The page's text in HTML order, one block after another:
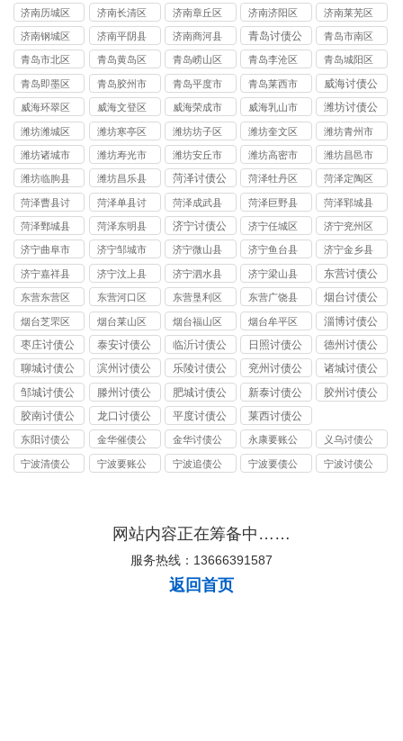
司
讨债公司
讨债公司
讨债公司
讨债公司
济南历城区
讨债公司
济南长清区
讨债公司
济南章丘区
讨债公司
济南济阳区
讨债公司
济南莱芜区
讨债公司
济南钢城区
讨债公司
济南平阴县
讨债公司
济南商河县
讨债公司
青岛讨债公
司
青岛市南区
讨债公司
青岛市北区
讨债公司
青岛黄岛区
讨债公司
青岛崂山区
讨债公司
青岛李沧区
讨债公司
青岛城阳区
讨债公司
青岛即墨区
讨债公司
青岛胶州市
讨债公司
青岛平度市
讨债公司
青岛莱西市
讨债公司
威海讨债公
司
威海环翠区
讨债公司
威海文登区
讨债公司
威海荣成市
讨债公司
威海乳山市
讨债公司
潍坊讨债公
司
潍坊潍城区
讨债公司
潍坊寒亭区
讨债公司
潍坊坊子区
讨债公司
潍坊奎文区
讨债公司
潍坊青州市
讨债公司
潍坊诸城市
讨债公司
潍坊寿光市
讨债公司
潍坊安丘市
讨债公司
潍坊高密市
讨债公司
潍坊昌邑市
讨债公司
潍坊临朐县
讨债公司
潍坊昌乐县
讨债公司
菏泽讨债公
司
菏泽牡丹区
讨债公司
菏泽定陶区
讨债公司
菏泽曹县讨
债公司
菏泽单县讨
债公司
菏泽成武县
讨债公司
菏泽巨野县
讨债公司
菏泽郓城县
讨债公司
菏泽鄄城县
讨债公司
菏泽东明县
讨债公司
济宁讨债公
司
济宁任城区
讨债公司
济宁兖州区
讨债公司
济宁曲阜市
讨债公司
济宁邹城市
讨债公司
济宁微山县
讨债公司
济宁鱼台县
讨债公司
济宁金乡县
讨债公司
济宁嘉祥县
讨债公司
济宁汶上县
讨债公司
济宁泗水县
讨债公司
济宁梁山县
讨债公司
东营讨债公
司
东营东营区
讨债公司
东营河口区
讨债公司
东营垦利区
讨债公司
东营广饶县
讨债公司
烟台讨债公
司
烟台芝罘区
讨债公司
烟台莱山区
讨债公司
烟台福山区
讨债公司
烟台牟平区
讨债公司
淄博讨债公
司
枣庄讨债公
司
泰安讨债公
司
临沂讨债公
司
日照讨债公
司
德州讨债公
司
聊城讨债公
司
滨州讨债公
司
乐陵讨债公
司
兖州讨债公
司
诸城讨债公
司
邹城讨债公
司
滕州讨债公
司
肥城讨债公
司
新泰讨债公
司
胶州讨债公
胶南讨债公
司
龙口讨债公
司
平度讨债公
司
莱西讨债公
司
东阳讨债公
司
金华催债公
司
金华讨债公
司
永康要账公
司
义乌讨债公
司
宁波清债公
宁波要账公
宁波追债公
宁波要债公
宁波讨债公
网站内容正在筹备中……
服务热线：13666391587
返回首页